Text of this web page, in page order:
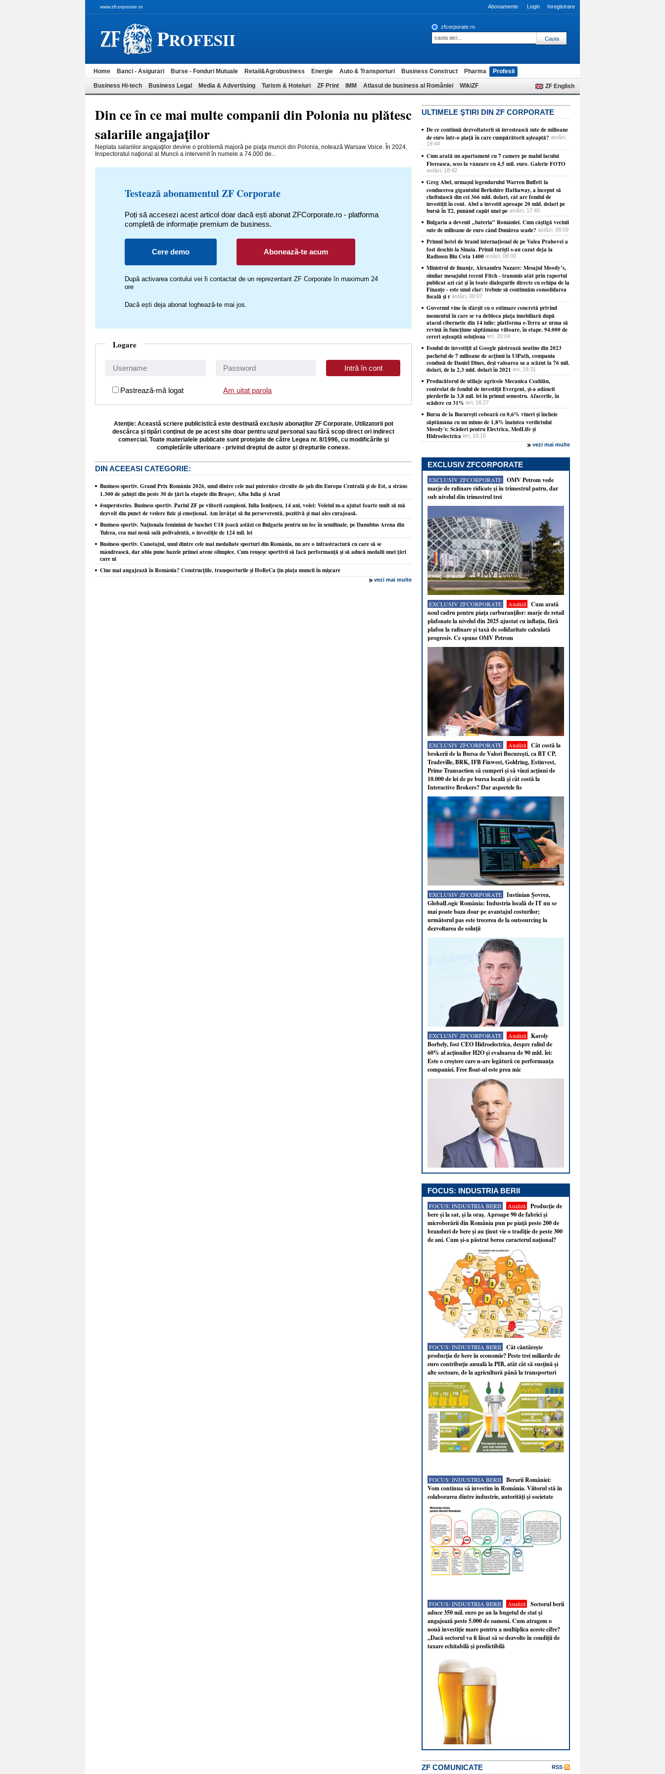
www.zfcorporate.ro Abonamente Login Inregistrare
PROFESII
zfcorporate.ro
Home Banci - Asigurari Burse - Fonduri Mutuale Retail&Agrobusiness Energie Auto & Transporturi Business Construct Pharma Profesii
Business Hi-tech Business Legal Media & Advertising Turism & Hoteluri ZF Print IMM Atlasul de business al României WikiZF ZF English
Din ce în ce mai multe companii din Polonia nu plătesc
salariile angajaţilor
Neplata salariilor angajaţilor devine o problemă majoră pe piaţa muncii din Polonia, notează Warsaw Voice. În 2024,
Inspectoratul naţional al Muncii a intervenit în numele a 74.000 de...
Testează abonamentul ZF Corporate
Poți să accesezi acest articol doar dacă ești abonat ZFCorporate.ro - platforma
completă de informație premium de business.
Cere demo Abonează-te acum
După activarea contului vei fi contactat de un reprezentant ZF Corporate în maximum 24
ore
Dacă ești deja abonat loghează-te mai jos.
Logare
Pastrează-mă logat Am uitat parola
Atenţie: Această scriere publicistică este destinată exclusiv abonaţilor ZF Corporate. Utilizatorii pot
descărca şi tipări conţinut de pe acest site doar pentru uzul personal sau fără scop direct ori indirect
comercial. Toate materialele publicate sunt protejate de către Legea nr. 8/1996, cu modificările şi
completările ulterioare - privind dreptul de autor şi drepturile conexe.
DIN ACEEASI CATEGORIE:
Business sportiv. Grand Prix România 2026, unul dintre cele mai puternice circuite de şah din Europa Centrală şi de Est, a strâns
1.300 de şahişti din peste 30 de ţări la etapele din Braşov, Alba Iulia şi Arad
#superstories. Business sportiv. Pariul ZF pe viitorii campioni. Iulia Ioniţescu, 14 ani, volei: Voleiul m-a ajutat foarte mult să mă
dezvolt din punct de vedere fizic şi emoţional. Am învăţat să fiu perseverentă, pozitivă şi mai ales curajoasă.
Business sportiv. Naţionala feminină de baschet U18 joacă astăzi cu Bulgaria pentru un loc în semifinale, pe Danubius Arena din
Tulcea, cea mai nouă sală polivalentă, o investiţie de 124 mil. lei
Business sportiv. Canotajul, unul dintre cele mai medaliate sporturi din România, nu are o infrastractură cu care să se
mândrească, dar abia pune bazele primei arene olimpice. Cum reuşeşc sportivii să facă performanţă şi să aducă medalii unei ţări
care ni
Cine mai angajează în România? Construcţiile, transporturile şi HoReCa ţin piaţa muncii în mişcare
vezi mai multe
ULTIMELE ŞTIRI DIN ZF CORPORATE
De ce continuă dezvoltatorii să investească sute de milioane
de euro într-o piaţă în care cumpărătorii aşteaptă? astăzi,
19:44
Cum arată un apartament cu 7 camere pe malul lacului
Floreasca, scos la vânzare cu 4,5 mil. euro. Galerie FOTO
astăzi, 18:42
Greg Abel, urmaşul legendarului Warren Buffett la
conducerea gigantului Berkshire Hathaway, a început să
cheltuiască din cei 366 mld. dolari, cât are fondul de
investiţii în cont. Abel a investit aproape 20 mld. dolari pe
bursă în T2, punând capăt unei pe astăzi, 17:40
Bulgaria a devenit „bateria” României. Cum câştigă vecinii
sute de milioane de euro când Dunărea scade? astăzi, 08:09
​Primul hotel de brand internaţional de pe Valea Prahovei a
fost deschis la Sinaia. Primii turişti s-au cazat deja la
Radisson Blu Cota 1400 astăzi, 08:00
Ministrul de finanţe, Alexandru Nazare: Mesajul Moody’s,
similar mesajului recent Fitch - transmis atât prin raportul
publicat azi cât şi în toate dialogurile directe cu echipa de la
Finanţe - este unul clar: trebuie să continuăm consolidarea
fiscală şi r astăzi, 00:07
Guvernul vine în sfârşit cu o estimare concretă privind
momentul în care se va debloca piaţa imobiliară după
atacul cibernetic din 14 iulie: platforma e-Terra ar urma să
revină în funcţiune săptămâna viitoare, în etape. 94.000 de
cereri aşteaptă soluţiona ieri, 20:04
Fondul de investiţii al Google păstrează neatins din 2023
pachetul de 7 milioane de acţiuni la UiPath, compania
condusă de Daniel Dines, deşi valoarea sa a scăzut la 76 mil.
dolari, de la 2,3 mld. dolari în 2021 ieri, 18:31
Producătorul de utilaje agricole Mecanica Ceahlău,
controlat de fondul de investiţii Evergent, şi-a adâncit
pierderile la 3,8 mil. lei în primul semestru. Afacerile, în
scădere cu 31% ieri, 18:27
Bursa de la Bucureşti coboară cu 0,6% vineri şi încheie
săptămâna cu un minus de 1,8% înaintea verdictului
Moody's: Scăderi pentru Electrica, MedLife şi
Hidroelectrica ieri, 18:16
vezi mai multe
EXCLUSIV ZFCORPORATE
EXCLUSIV ZFCORPORATE
OMV Petrom vede
marje de rafinare ridicate şi în trimestrul patru, dar
sub nivelul din trimestrul trei
EXCLUSIV ZFCORPORATE Analiză
Cum arată
noul cadru pentru piaţa carburanţilor: marje de retail
plafonate la nivelul din 2025 ajustat cu inflaţia, fără
plafon la rafinare şi taxă de solidaritate calculată
progresiv. Ce spune OMV Petrom
EXCLUSIV ZFCORPORATE Analiză
Cât costă la
brokerii de la Bursa de Valori Bucureşti, ca BT CP,
Tradeville, BRK, IFB Finwest, Goldring, Estinvest,
Prime Transaction să cumperi şi să vinzi acţiuni de
10.000 de lei de pe bursa locală şi cât costă la
Interactive Brokers? Dar aspectele fis
EXCLUSIV ZFCORPORATE
Iustinian Şovrea,
GlobalLogic România: Industria locală de IT nu se
mai poate baza doar pe avantajul costurilor;
următorul pas este trecerea de la outsourcing la
dezvoltarea de soluţii
EXCLUSIV ZFCORPORATE Analiză
Karoly
Borbely, fost CEO Hidroelectrica, despre raliul de
60% al acţiunilor H2O şi evaluarea de 90 mld. lei:
Este o creştere care n-are legătură cu performanţa
companiei. Free float-ul este prea mic
FOCUS: INDUSTRIA BERII
FOCUS: INDUSTRIA BERII Analiză
Producţie de
bere şi la sat, şi la oraş. Aproape 90 de fabrici şi
microberării din România pun pe piaţă peste 200 de
branduri de bere şi au ţinut vie o tradiţie de peste 300
de ani. Cum şi-a păstrat berea caracterul naţional?
FOCUS: INDUSTRIA BERII
Cât cântăreşte
producţia de bere în economie? Peste trei miliarde de
euro contribuţie anuală la PIB, atât cât să susţină şi
alte sectoare, de la agricultură până la transporturi
FOCUS: INDUSTRIA BERII
Berarii României:
Vom continua să investim în România. Viitorul stă în
colaborarea dintre industrie, autorităţi şi societate
FOCUS: INDUSTRIA BERII Analiză
Sectorul berii
aduce 350 mil. euro pe an la bugetul de stat şi
angajează peste 5.000 de oameni. Cum atragem o
nouă investiţie mare pentru a multiplica aceste cifre?
„Dacă sectorul va fi lăsat să se dezvolte în condiţii de
taxare echitabilă şi predictibilă
ZF COMUNICATE RSS